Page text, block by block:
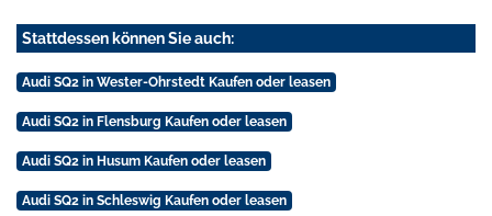
Stattdessen können Sie auch:
Audi SQ2 in Wester-Ohrstedt Kaufen oder leasen
Audi SQ2 in Flensburg Kaufen oder leasen
Audi SQ2 in Husum Kaufen oder leasen
Audi SQ2 in Schleswig Kaufen oder leasen